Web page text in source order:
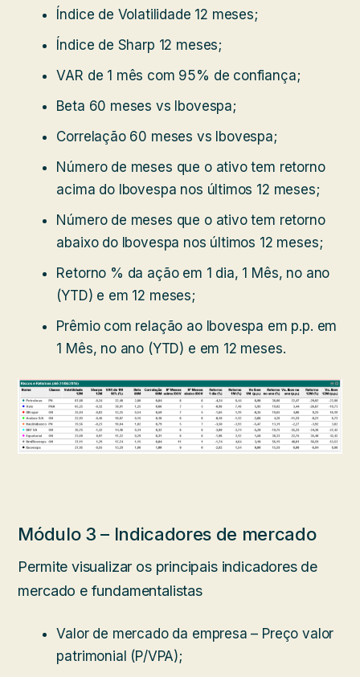
Índice de Volatilidade 12 meses;
Índice de Sharp 12 meses;
VAR de 1 mês com 95% de confiança;
Beta 60 meses vs Ibovespa;
Correlação 60 meses vs Ibovespa;
Número de meses que o ativo tem retorno
acima do Ibovespa nos últimos 12 meses;
Número de meses que o ativo tem retorno
abaixo do Ibovespa nos últimos 12 meses;
Retorno % da ação em 1 dia, 1 Mês, no ano
(YTD) e em 12 meses;
Prêmio com relação ao Ibovespa em p.p. em
1 Mês, no ano (YTD) e em 12 meses.
Módulo 3 – Indicadores de mercado
Permite visualizar os principais indicadores de
mercado e fundamentalistas
Valor de mercado da empresa – Preço valor
patrimonial (P/VPA);